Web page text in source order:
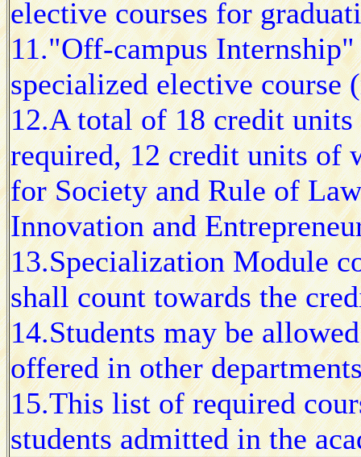
elective courses for
11."Off-campus
specialized elective course
12.A total of 18 credit units
required, 12 credit units of
for Society and Rule of
Innovation and
13.Specialization Module
shall count towards the
14.Students may be
offered in other
15.This list of required
students admitted in the